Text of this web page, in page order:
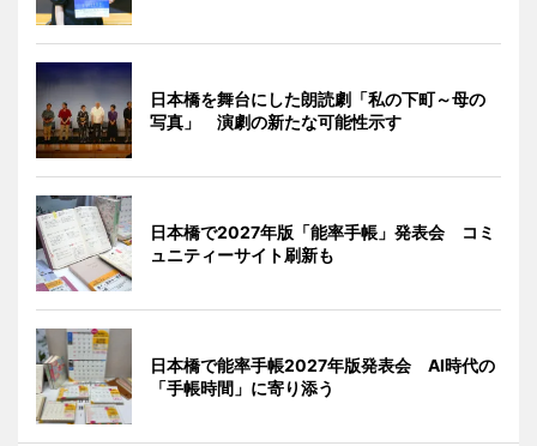
日本橋を舞台にした朗読劇「私の下町～母の
写真」 演劇の新たな可能性示す
日本橋で2027年版「能率手帳」発表会 コミ
ュニティーサイト刷新も
日本橋で能率手帳2027年版発表会 AI時代の
「手帳時間」に寄り添う